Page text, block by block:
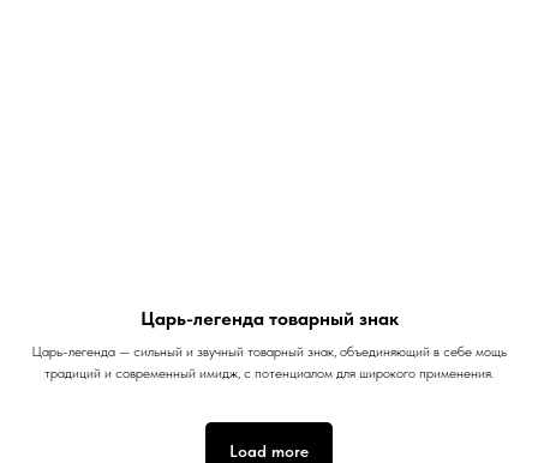
Царь-легенда товарный знак
Царь-легенда — сильный и звучный товарный знак, объединяющий в себе мощь
традиций и современный имидж, с потенциалом для широкого применения.
Load more